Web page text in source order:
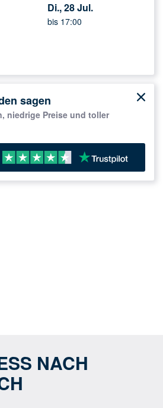
Di., 28 Jul.
bis 17:00
sagen
niedrige Preise und toller
NACH